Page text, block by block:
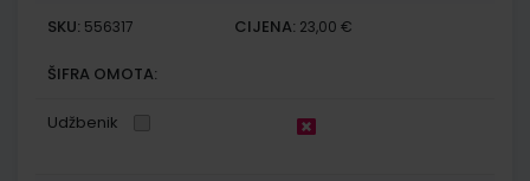
SKU: 556317 CIJENA: 23,00 €
ŠIFRA OMOTA:
Udžbenik